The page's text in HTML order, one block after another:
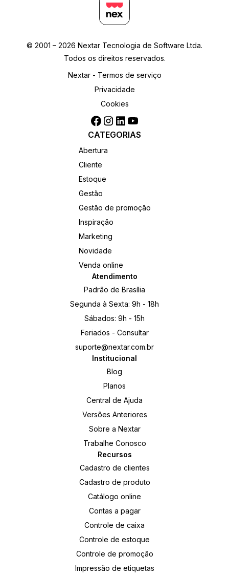
© 2001 – 2026 Nextar Tecnologia de Software Ltda.
Todos os direitos reservados.
Nextar - Termos de serviço
Privacidade
Cookies
CATEGORIAS
Abertura
Cliente
Estoque
Gestão
Gestão de promoção
Inspiração
Marketing
Novidade
Venda online
Atendimento
Padrão de Brasília
Segunda à Sexta: 9h - 18h
Sábados: 9h - 15h
Feriados - Consultar
suporte@nextar.com.br
Institucional
Blog
Planos
Central de Ajuda
Versões Anteriores
Sobre a Nextar
Trabalhe Conosco
Recursos
Cadastro de clientes
Cadastro de produto
Catálogo online
Contas a pagar
Controle de caixa
Controle de estoque
Controle de promoção
Impressão de etiquetas